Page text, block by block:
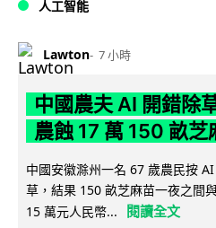
人工智能
Lawton 7 小時
中國農夫 AI 開錯除
農蝕 17 萬 150 畝芝
中國安徽滁州一名 67 歲農民按
草，結果 150 畝芝麻苗一夜之間
15 萬元人民幣...
閱讀全文